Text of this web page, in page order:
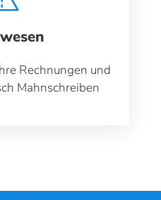
Rechnungen und
Mahnschreiben